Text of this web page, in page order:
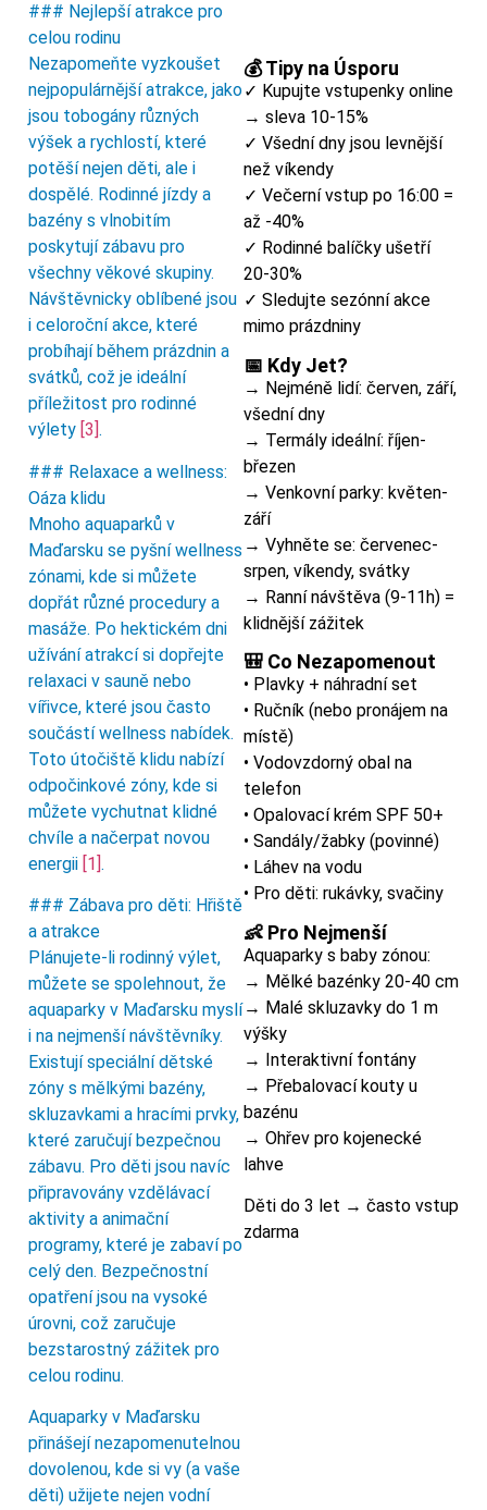
### Nejlepší atrakce pro
celou rodinu
Nezapomeňte vyzkoušet
nejpopulárnější atrakce, jako
jsou tobogány různých
výšek a rychlostí, které
potěší nejen děti, ale i
dospělé. Rodinné jízdy a
bazény s vlnobitím
poskytují zábavu pro
všechny věkové skupiny.
Návštěvnicky oblíbené jsou
i celoroční akce, které
probíhají během prázdnin a
svátků, což je ideální
příležitost pro rodinné
výlety [3] .
### Relaxace a wellness:
Oáza klidu
Mnoho aquaparků v
Maďarsku se pyšní wellness
zónami, kde si můžete
dopřát různé procedury a
masáže. Po hektickém dni
užívání atrakcí si dopřejte
relaxaci v sauně nebo
vířivce, které jsou často
součástí wellness nabídek.
Toto útočiště klidu nabízí
odpočinkové zóny, kde si
můžete vychutnat klidné
chvíle a načerpat novou
energii [1].
### Zábava pro děti: Hřiště
a atrakce
Plánujete-li rodinný výlet,
můžete se spolehnout, že
aquaparky v Maďarsku myslí
i na nejmenší návštěvníky.
Existují speciální dětské
zóny s mělkými bazény,
skluzavkami a hracími prvky,
které zaručují bezpečnou
zábavu. Pro děti jsou navíc
připravovány vzdělávací
aktivity a animační
programy, které je zabaví po
celý den. Bezpečnostní
opatření jsou na vysoké
úrovni, což zaručuje
bezstarostný zážitek pro
celou rodinu.
Aquaparky v Maďarsku
přinášejí nezapomenutelnou
dovolenou, kde si vy (a vaše
děti) užijete nejen vodní
💰 Tipy na Úsporu
✓ Kupujte vstupenky online
→ sleva 10-15%
✓ Všední dny jsou levnější
než víkendy
✓ Večerní vstup po 16:00 =
až -40%
✓ Rodinné balíčky ušetří
20-30%
✓ Sledujte sezónní akce
mimo prázdniny
📅 Kdy Jet?
→ Nejméně lidí: červen, září,
všední dny
→ Termály ideální: říjen-
březen
→ Venkovní parky: květen-
září
→ Vyhněte se: červenec-
srpen, víkendy, svátky
→ Ranní návštěva (9-11h) =
klidnější zážitek
🎒 Co Nezapomenout
• Plavky + náhradní set
• Ručník (nebo pronájem na
místě)
• Vodovzdorný obal na
telefon
• Opalovací krém SPF 50+
• Sandály/žabky (povinné)
• Láhev na vodu
• Pro děti: rukávky, svačiny
👶 Pro Nejmenší
Aquaparky s baby zónou:
→ Mělké bazénky 20-40 cm
→ Malé skluzavky do 1 m
výšky
→ Interaktivní fontány
→ Přebalovací kouty u
bazénu
→ Ohřev pro kojenecké
lahve
Děti do 3 let → často vstup
zdarma